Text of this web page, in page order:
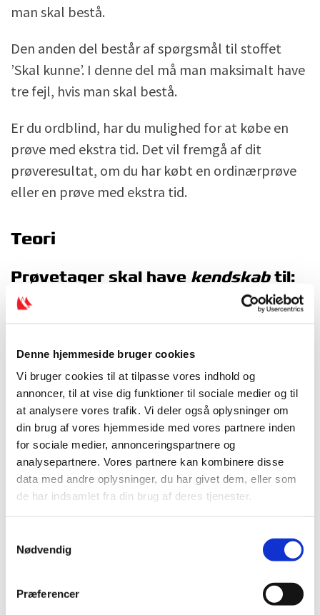
Denne hjemmeside bruger cookies
Vi bruger cookies til at tilpasse vores indhold og
annoncer, til at vise dig funktioner til sociale medier og til
at analysere vores trafik. Vi deler også oplysninger om
din brug af vores hjemmeside med vores partnere inden
for sociale medier, annonceringspartnere og
analysepartnere. Vores partnere kan kombinere disse
data med andre oplysninger, du har givet dem, eller som
de har indsamlet fra din brug af deres tjenester.
Nødvendig
Præferencer
man skal bestå.
Den anden del består af spørgsmål til stoffet
’Skal kunne’. I denne del må man maksimalt have
tre fejl, hvis man skal bestå.
Er du ordblind, har du mulighed for at købe en
prøve med ekstra tid. Det vil fremgå af dit
prøveresultat, om du har købt en ordinærprøve
eller en prøve med ekstra tid.
Teori
Prøvetager skal have kendskabtil:
Forskellige typer af både og fordele og
ulemper ved de forskellige skrogformer i
forhold til
sødygtighed.
Muligheder for placering af besætning.
Forskellige former for motorer og tilhørende
brændstof.
Fordele og ulemper ved indenbords og
udenbords drev.
Placeringen af brændstoftank og -ledninger,
ildslukningsudstyr.
Rutinetjek af motor og basis fejlfinding.